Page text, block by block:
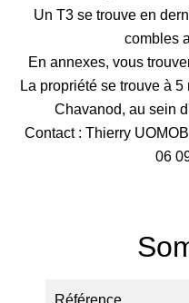
Un T3 se trouve en
combles
En annexes, vous
La propriété se trouve à
Chavanod, au sein
Contact : Thierry
06
Référence